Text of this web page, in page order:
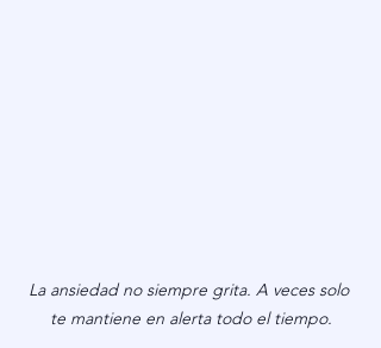
La ansiedad no siempre grita. A veces solo
te mantiene en alerta todo el tiempo.